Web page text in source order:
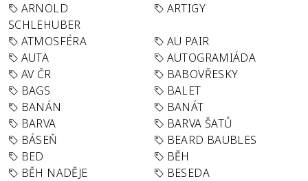
ARNOLD
SCHLEHUBER
ARTIGY
ATMOSFÉRA
AU PAIR
AUTA
AUTOGRAMIÁDA
AV ČR
BABOVŘESKY
BAGS
BALET
BANÁN
BANÁT
BARVA
BARVA ŠATŮ
BÁSEŇ
BEARD BAUBLES
BED
BĚH
BĚH NADĚJE
BESEDA